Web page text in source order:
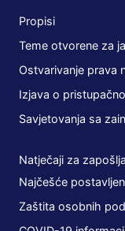
Propisi
Teme otvorene za
Ostvarivanje prava
Izjava o
Savjetovanja sa
Natječaji za
Najčešće
Zaštita osobnih